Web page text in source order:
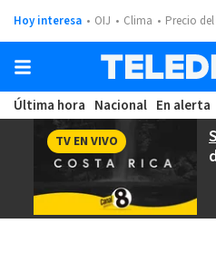
Hoy interesa OIJ Clima Precio
Última hora Nacional En alerta
TV EN VIVO